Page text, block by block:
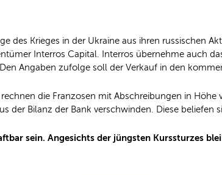
des Krieges in der Ukraine aus ihren russischen
Interros Capital. Interros übernehme auch
Angaben zufolge soll der Verkauf in den
die Franzosen mit Abschreibungen in
der Bilanz der Bank verschwinden. Diese beliefen
sein. Angesichts der jüngsten Kurssturzes